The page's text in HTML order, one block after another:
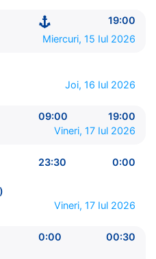
19:00
Miercuri, 15 Iul 2026
Joi, 16 Iul 2026
09:00
19:00
Vineri, 17 Iul 2026
23:30 0:00
Vineri, 17 Iul 2026
0:00 00:30